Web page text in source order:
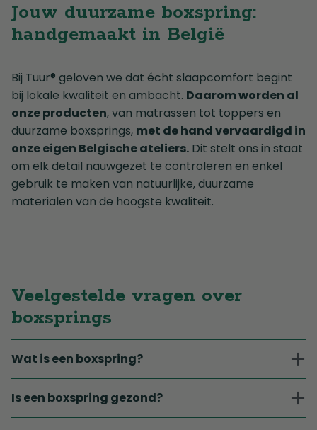
Jouw duurzame boxspring:
handgemaakt in België
Bij Tuur® geloven we dat écht slaapcomfort begint
bij lokale kwaliteit en ambacht. Daarom worden al
onze producten, van matrassen tot toppers en
duurzame boxsprings, met de hand vervaardigd in
onze eigen Belgische ateliers. Dit stelt ons in staat
om elk detail nauwgezet te controleren en enkel
gebruik te maken van natuurlijke, duurzame
materialen van de hoogste kwaliteit.
Veelgestelde vragen over
boxsprings
Wat is een boxspring?
Is een boxspring gezond?